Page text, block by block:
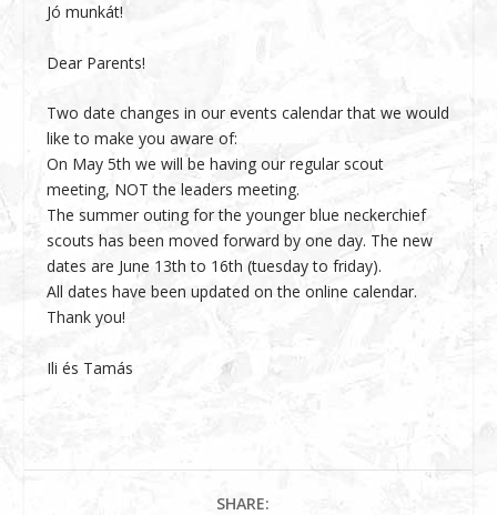
Jó munkát!
Dear Parents!
Two date changes in our events calendar that we would
like to make you aware of:
On May 5th we will be having our regular scout
meeting, NOT the leaders meeting.
The summer outing for the younger blue neckerchief
scouts has been moved forward by one day. The new
dates are June 13th to 16th (tuesday to friday).
All dates have been updated on the online calendar.
Thank you!
Ili és Tamás
SHARE: